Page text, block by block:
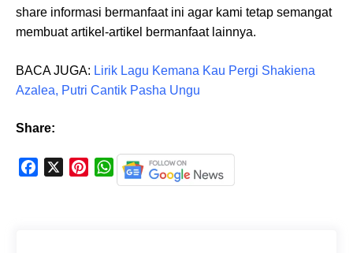
share informasi bermanfaat ini agar kami tetap semangat
membuat artikel-artikel bermanfaat lainnya.
BACA JUGA: Lirik Lagu Kemana Kau Pergi Shakiena
Azalea, Putri Cantik Pasha Ungu
Share:
W
h